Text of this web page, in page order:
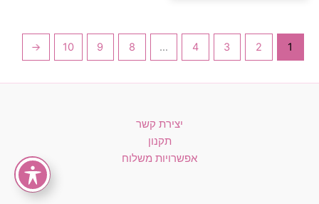
1
2
3
4
…
8
9
10
←
יצירת קשר
תקנון
אפשרויות משלוח